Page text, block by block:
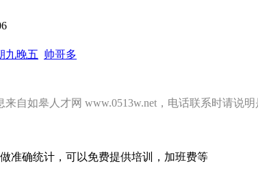
九晚五 帅哥多
自如皋人才网 www.0513w.net，电话联系时请说
准确统计，可以免费提供培训，加班费等